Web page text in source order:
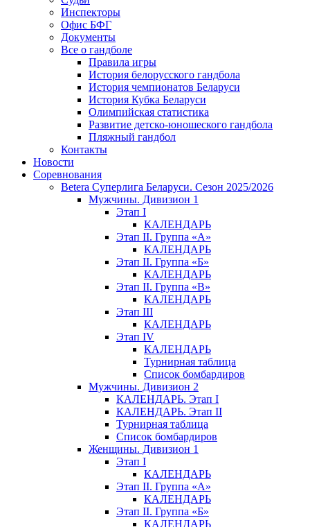
Инспекторы
Офис БФГ
Документы
Все о гандболе
Правила игры
История белорусского гандбола
История чемпионатов Беларуси
История Кубка Беларуси
Олимпийская статистика
Развитие детско-юношеского гандбола
Пляжный гандбол
Контакты
Новости
Соревнования
Betera Суперлига Беларуси. Сезон 2025/2026
Мужчины. Дивизион 1
Этап I
КАЛЕНДАРЬ
Этап II. Группа «А»
КАЛЕНДАРЬ
Этап II. Группа «Б»
КАЛЕНДАРЬ
Этап II. Группа «В»
КАЛЕНДАРЬ
Этап III
КАЛЕНДАРЬ
Этап IV
КАЛЕНДАРЬ
Турнирная таблица
Список бомбардиров
Мужчины. Дивизион 2
КАЛЕНДАРЬ. Этап I
КАЛЕНДАРЬ. Этап II
Турнирная таблица
Список бомбардиров
Женщины. Дивизион 1
Этап I
КАЛЕНДАРЬ
Этап II. Группа «А»
КАЛЕНДАРЬ
Этап II. Группа «Б»
КАЛЕНДАРЬ